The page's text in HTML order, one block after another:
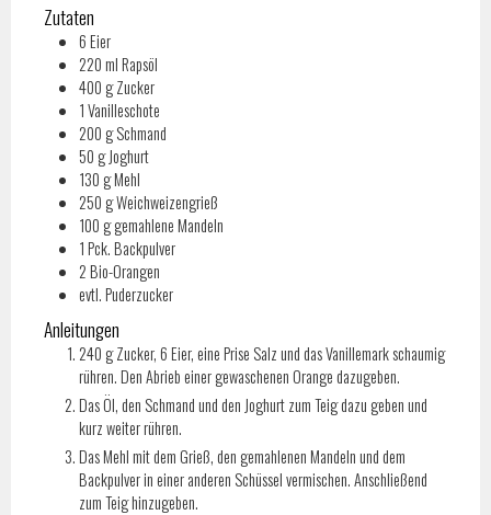
Zutaten
6 Eier
220ml Rapsöl
400 gZucker
1 Vanilleschote
200 gSchmand
50 gJoghurt
130 gMehl
250 gWeichweizengrieß
100 ggemahlene Mandeln
1 Pck. Backpulver
2 Bio-Orangen
evtl. Puderzucker
Anleitungen
240 g Zucker, 6 Eier, eine Prise Salz und das Vanillemark schaumig
rühren. Den Abrieb einer gewaschenen Orange dazugeben.
Das Öl, den Schmand und den Joghurt zum Teig dazu geben und
kurz weiter rühren.
Das Mehl mit dem Grieß, den gemahlenen Mandeln und dem
Backpulver in einer anderen Schüssel vermischen. Anschließend
zum Teig hinzugeben.